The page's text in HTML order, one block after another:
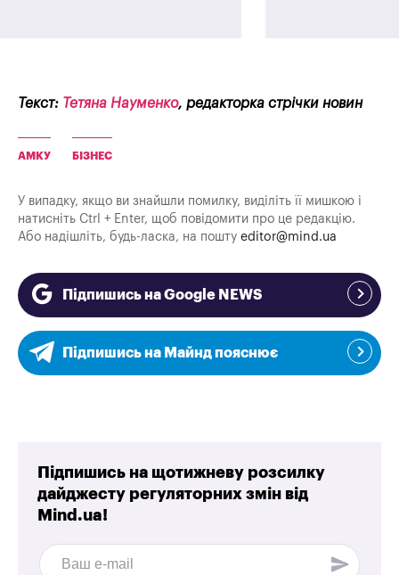
Текст: Тетяна Науменко, редакторка стрічки новин
АМКУ БІЗНЕС
У випадку, якщо ви знайшли помилку, виділіть її мишкою і
натисніть Ctrl + Enter, щоб повідомити про це редакцію.
Або надішліть, будь-ласка, на пошту editor@mind.ua
Підпишись на Google NEWS
Підпишись на Майнд пояснює
Підпишись на щотижневу розсилку
дайджесту регуляторних змін від
Mind.ua!